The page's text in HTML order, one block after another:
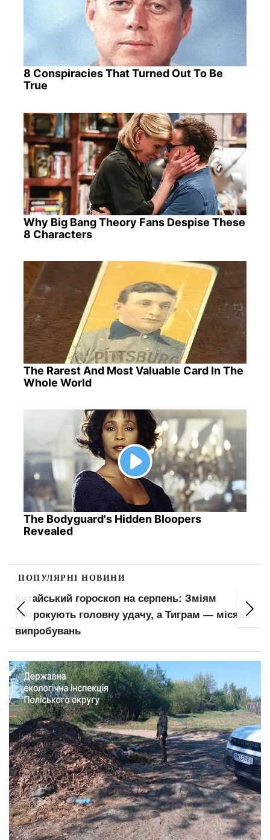
8 Conspiracies That Turned Out To Be
True
Why Big Bang Theory Fans Despise These
8 Characters
The Rarest And Most Valuable Card In The
Whole World
The Bodyguard's Hidden Bloopers
Revealed
ПОПУЛЯРНІ НОВИНИ
Китайський гороскоп на серпень: Зміям
пророкують головну удачу, а Тиграм — місяць
випробувань